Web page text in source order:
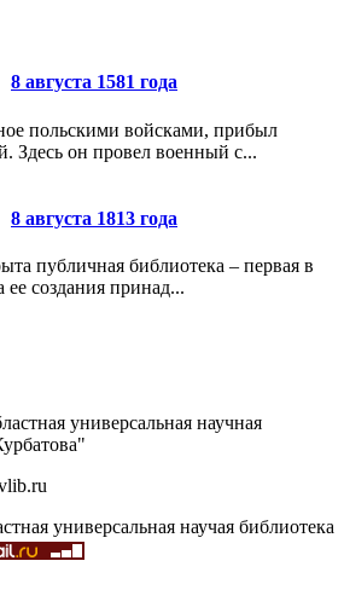
8 августа 1581 года
польскими войсками, прибыл
Здесь он провел военный с...
8 августа 1813 года
публичная библиотека – первая в
создания принад...
универсальная научная
универсальная научая библиотека